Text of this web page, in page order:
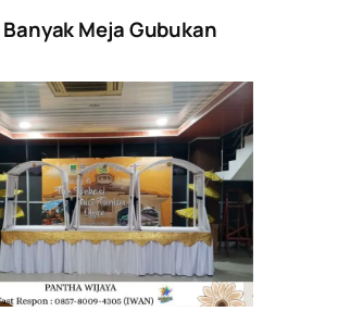
Meja Gubukan